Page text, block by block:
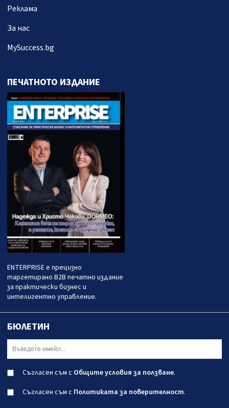
Реклама
За нас
MySuccess.bg
ПЕЧАТНОТО ИЗДАНИЕ
ENTERPRISE е прецизно
таргетирано B2B печатно издание
за практически бизнес и
интелигентно управление.
БЮЛЕТИН
Съгласен съм с Общите условия за ползване.
Съгласен съм с Политиката за поверителност.